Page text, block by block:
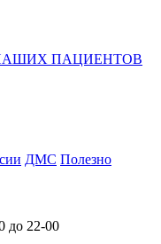
ПАЦИЕНТОВ
ДМС Полезно
до 22-00